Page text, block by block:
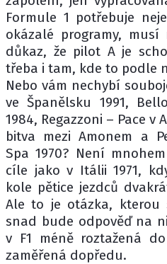
Formule 1 potřebuje
okázalé programy,
důkaz, že pilot A je
třeba i tam, kde to podle
Nebo vám nechybí
ve Španělsku 1991,
1984, Regazzoni – Pace v
bitva mezi Amonem a
Spa 1970? Není
cíle jako v Itálii 1971,
kole pětice jezdců
Ale to je otázka, kterou
snad bude odpověď na
v F1 méně roztažená
zaměřená dopředu.